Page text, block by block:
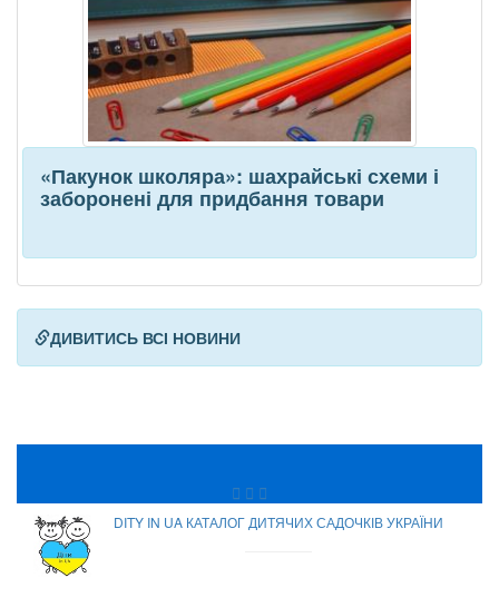
«Пакунок школяра»: шахрайські схеми і
заборонені для придбання товари
ДИВИТИСЬ ВСІ НОВИНИ
DITY IN UA КАТАЛОГ ДИТЯЧИХ САДОЧКІВ УКРАЇНИ